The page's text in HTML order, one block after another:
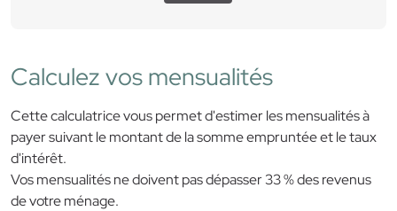
Calculez vos mensualités
Cette calculatrice vous permet d'estimer les mensualités à
payer suivant le montant de la somme empruntée et le taux
d'intérêt.
Vos mensualités ne doivent pas dépasser 33 % des revenus
de votre ménage.